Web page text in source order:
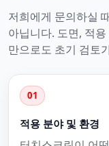
저희에게 문의하실
아닙니다. 도면, 적
만으로도 초기 검토
01
적용 분야 및 환경